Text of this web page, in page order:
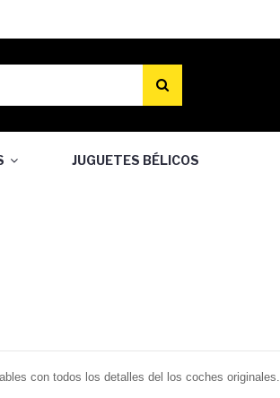
JUGUETES BÉLICOS
con todos los detalles del los coches originales.